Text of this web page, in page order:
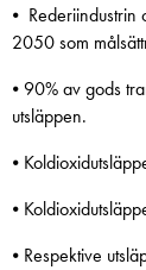
⦁ Rederiindustrin
2050 som
⦁ 90% av gods
utsläppen.
⦁
⦁
⦁ Respektive